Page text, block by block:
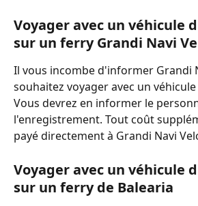
Voyager avec un véhicule
sur un ferry Grandi Navi
Il vous incombe d'informer Grandi
souhaitez voyager avec un
Vous devrez en informer le
l'enregistrement. Tout coût
payé directement à Grandi Navi
Voyager avec un véhicule
sur un ferry de Balearia